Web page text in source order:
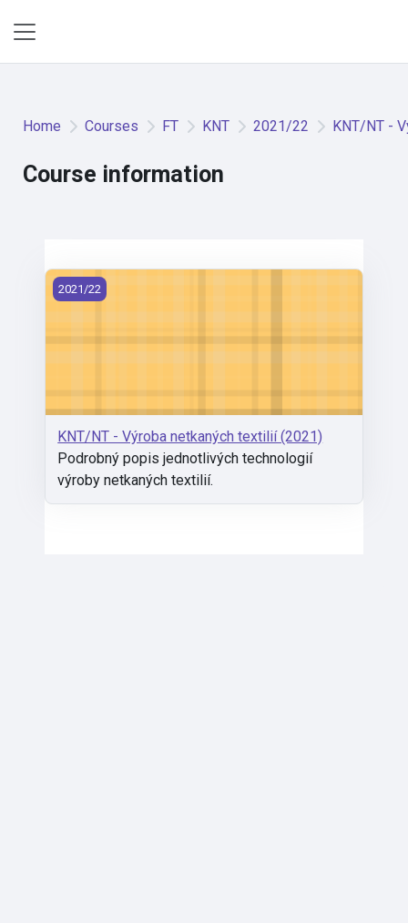
Home Courses FT KNT 2021/22 KNT/NT -
Course information
KNT/NT - Výroba netkaných textilií (2021)
2021/22
KNT/NT - Výroba netkaných textilií (2021)
Podrobný popis jednotlivých technologií
výroby netkaných textilií.